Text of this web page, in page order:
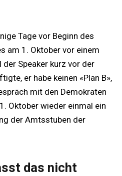
Tage vor Beginn des
am 1. Oktober vor einem
der Speaker kurz vor der
er habe keinen «Plan B»,
mit den Demokraten
Oktober wieder einmal ein
der Amtsstuben der
das nicht